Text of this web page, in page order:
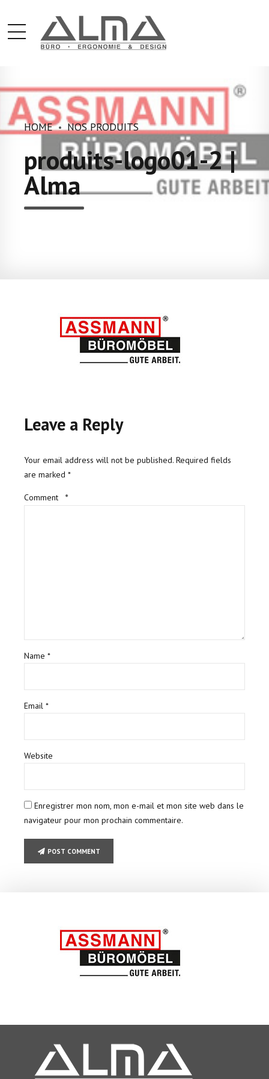
HOME NOS PRODUITS
produits-logo01-2 |
Alma
Leave a Reply
Your email address will not be published. Required fields
are marked *
Comment *
Name *
Email *
Website
Enregistrer mon nom, mon e-mail et mon site web dans le
navigateur pour mon prochain commentaire.
POST COMMENT